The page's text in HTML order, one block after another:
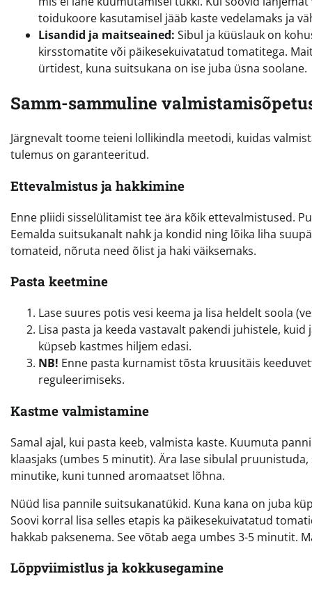
toidukoore kasutamisel jääb kaste vedelamaks ja
Lisandid ja maitseained: Sibul ja küüslauk on
kirsstomatite või päikesekuivatatud tomatitega.
ürtidest, kuna suitsukana on ise juba üsna soolane.
Samm-sammuline
Järgnevalt toome teieni lollikindla meetodi, kuidas
tulemus on garanteeritud.
Ettevalmistus ja hakkimine
Enne pliidi sisselülitamist tee ära kõik ettevalmistused.
Eemalda suitsukanalt nahk ja kondid ning lõika liha
tomateid, nõruta need õlist ja haki väiksemaks.
Pasta keetmine
Lase suures potis vesi keema ja lisa heldelt soola
Lisa pasta ja keeda vastavalt pakendi juhistele,
küpseb kastmes hiljem edasi.
NB! Enne pasta kurnamist tõsta kruusitäis
reguleerimiseks.
Kastme valmistamine
Samal ajal, kui pasta keeb, valmista kaste. Kuumuta
klaasjaks (umbes 5 minutit). Ära lase sibulal
minutike, kuni tunned aromaatset lõhna.
Nüüd lisa pannile suitsukanatükid. Kuna kana on juba
Soovi korral lisa selles etapis ka päikesekuivatatud
hakkab paksenema. See võtab aega umbes 3-5 minutit.
Lõppviimistlus ja kokkusegamine